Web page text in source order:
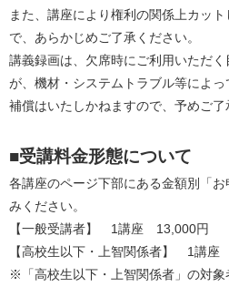
また、講座により権利の関係上カッ
で、あらかじめご了承ください。
講義録画は、欠席時にご利用いただ
が、機材・システムトラブル等によ
補償はいたしかねますので、予めご了
■受講料金形態について
各講座のページ下部にある金額別「
みください。
【一般受講者】　1講座　13,000円
【高校生以下・上智関係者】　1講座
※「高校生以下・上智関係者」の対象